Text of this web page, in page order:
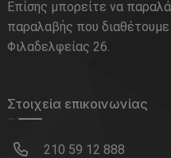
Επίσης μπορείτε να
παραλαβής που
Φιλαδελφείας 26.
Στοιχεία επικοινωνίας
210 59 12 888